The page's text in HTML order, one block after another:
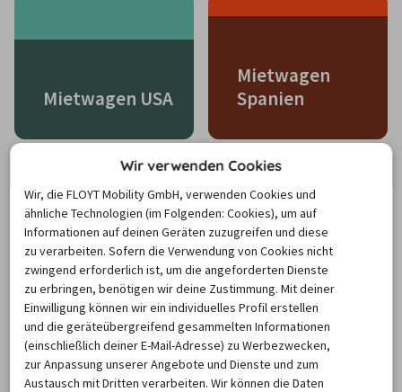
Mietwagen USA
Mietwagen
Spanien
Mietwagen Island
Mietwagen
Portugal
Wir verwenden Cookies
Wir, die FLOYT Mobility GmbH, verwenden Cookies und
ähnliche Technologien (im Folgenden: Cookies), um auf
Informationen auf deinen Geräten zuzugreifen und diese
zu verarbeiten. Sofern die Verwendung von Cookies nicht
zwingend erforderlich ist, um die angeforderten Dienste
zu erbringen, benötigen wir deine Zustimmung. Mit deiner
Einwilligung können wir ein individuelles Profil erstellen
und die geräteübergreifend gesammelten Informationen
(einschließlich deiner E-Mail-Adresse) zu Werbezwecken,
zur Anpassung unserer Angebote und Dienste und zum
Austausch mit Dritten verarbeiten. Wir können die Daten